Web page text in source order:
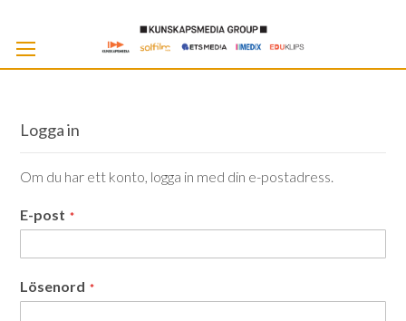
Logga in
Om du har ett konto, logga in med din e-postadress.
E-post
Lösenord